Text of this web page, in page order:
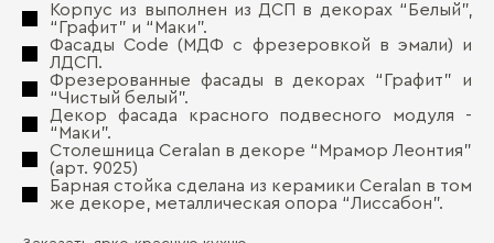
Корпус из выполнен из ДСП в декорах “Белый”,
“Графит” и “Маки”.
Фасады Code (МДФ с фрезеровкой в эмали) и
ЛДСП.
Фрезерованные фасады в декорах “Графит” и
“Чистый белый”.
Декор фасада красного подвесного модуля -
“Маки”.
Столешница Ceralan в декоре “Мрамор Леонтия”
(арт. 9025)
Барная стойка сделана из керамики Ceralan в том
же декоре, металлическая опора “Лиссабон”.